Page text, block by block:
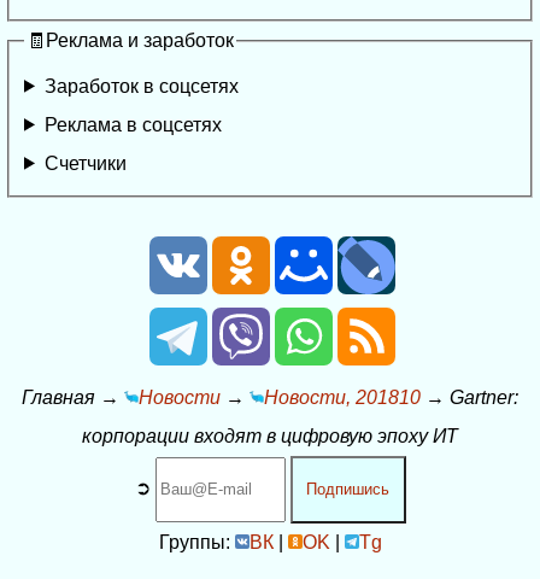
🧾Реклама и заработок
Заработок в соцсетях
Реклама в соцсетях
Счетчики
Главная → Новости → Новости, 201810 → Gartner:
корпорации входят в цифровую эпоху ИТ
➲ Подпишись
Группы: ВК| OK Tg